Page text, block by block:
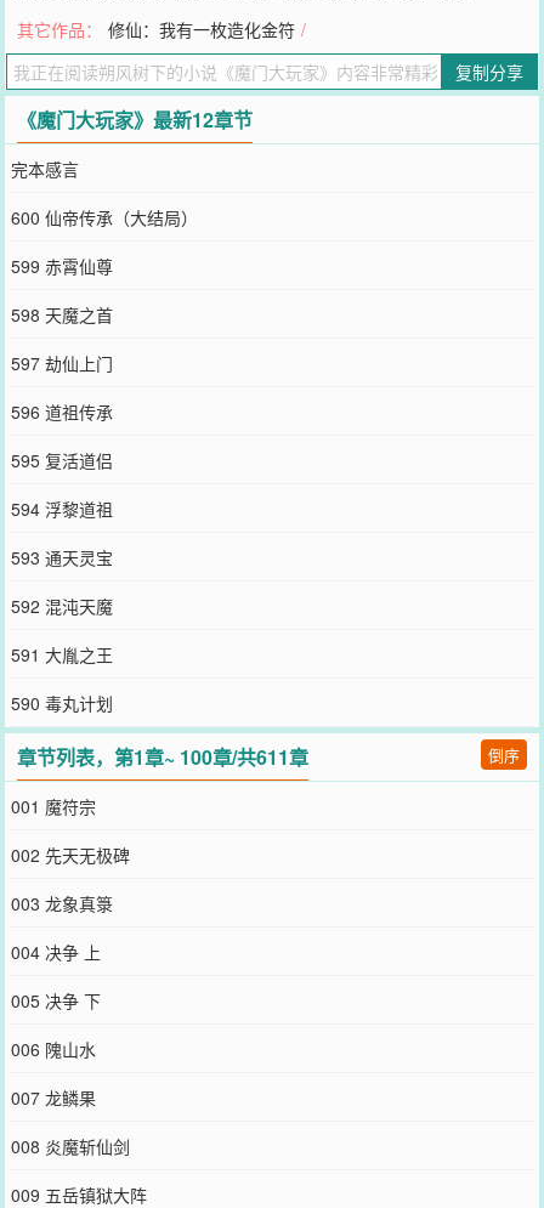
剑、两界幡、定玄镜、炼妖壶、大日神炉、混沌雷印、造化金舟、先
天无极碑、九天弥罗塔……仙路漫漫，且歌且行。
您要是觉得《魔门大玩家》还不错的话请不要忘记向您QQ群和微博微
信里的朋友推荐哦！
其它作品： 修仙：我有一枚造化金符 /
复制分享
《魔门大玩家》最新12章节
完本感言
600 仙帝传承（大结局）
599 赤霄仙尊
598 天魔之首
597 劫仙上门
596 道祖传承
595 复活道侣
594 浮黎道祖
593 通天灵宝
592 混沌天魔
591 大胤之王
590 毒丸计划
章节列表，第1章~ 100章/共611章 倒序
001 魔符宗
002 先天无极碑
003 龙象真箓
004 决争 上
005 决争 下
006 隗山水
007 龙鳞果
008 炎魔斩仙剑
009 五岳镇狱大阵